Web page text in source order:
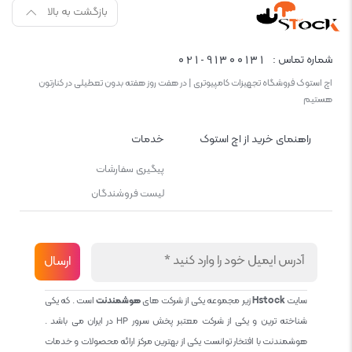
بازگشت به بالا
شماره تماس : 021-91300131
اچ استوک فروشگاه تجهیزات کامپیوتری | در هفت روز هفته بدون تعطیلی در کنارتون
هستیم
راهنمای خرید از اچ استوک خدمات
پیگیری سفارشات
لیست فروشندگان
سایتHstockزیر مجموعه یکی از شرکت هایهوشمندنتاست . که یکی
شناخته ترین و یکی از شرکت معتبر پخش سرور HP در ایران می باشد .
هوشمندنت با افتخار توانست یکی از بهترین مرکز ارائه محصولات و خدمات